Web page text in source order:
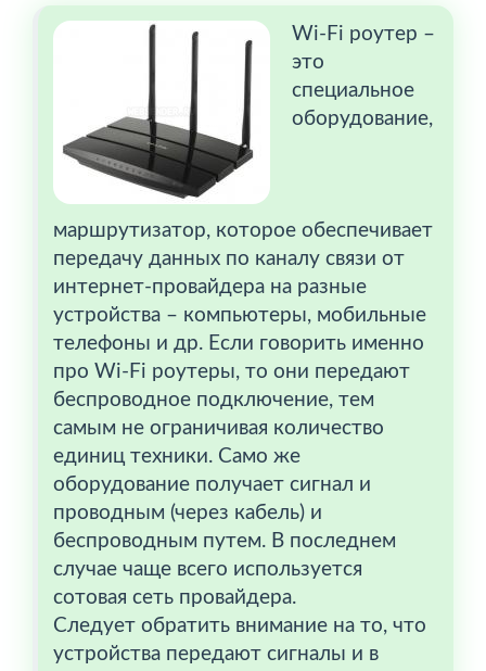
Wi-Fi роутер –
это
специальное
оборудование,
маршрутизатор, которое обеспечивает
передачу данных по каналу связи от
интернет-провайдера на разные
устройства – компьютеры, мобильные
телефоны и др. Если говорить именно
про Wi-Fi роутеры, то они передают
беспроводное подключение, тем
самым не ограничивая количество
единиц техники. Само же
оборудование получает сигнал и
проводным (через кабель) и
беспроводным путем. В последнем
случае чаще всего используется
сотовая сеть провайдера.
Следует обратить внимание на то, что
устройства передают сигналы и в